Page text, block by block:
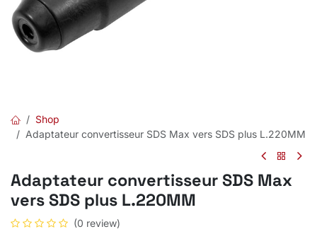
Shop
Adaptateur convertisseur SDS Max vers SDS plus L.220MM
Adaptateur convertisseur SDS Max
vers SDS plus L.220MM
(0 review)